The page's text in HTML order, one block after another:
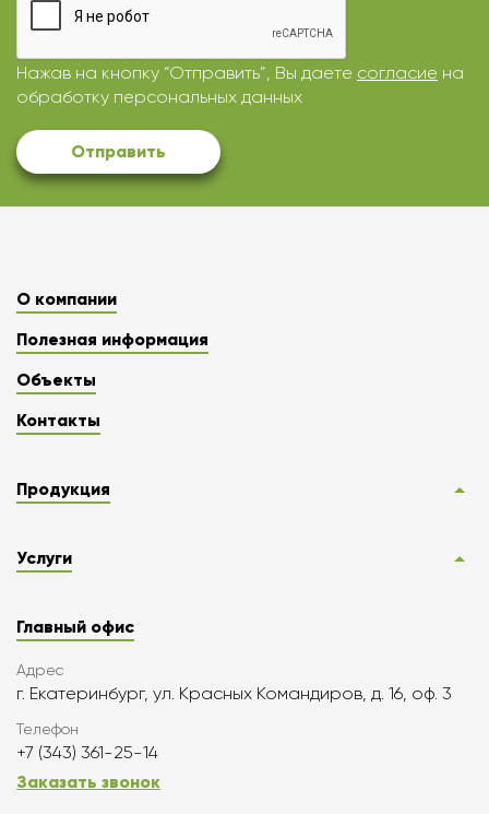
Нажав на кнопку “Отправить”, Вы даете согласие на
обработку персональных данных
Отправить
О компании
Полезная информация
Объекты
Контакты
Продукция
Услуги
Главный офис
Адрес
г. Екатеринбург, ул. Красных Командиров, д. 16, оф. 3
Телефон
+7 (343) 361-25-14
Заказать звонок